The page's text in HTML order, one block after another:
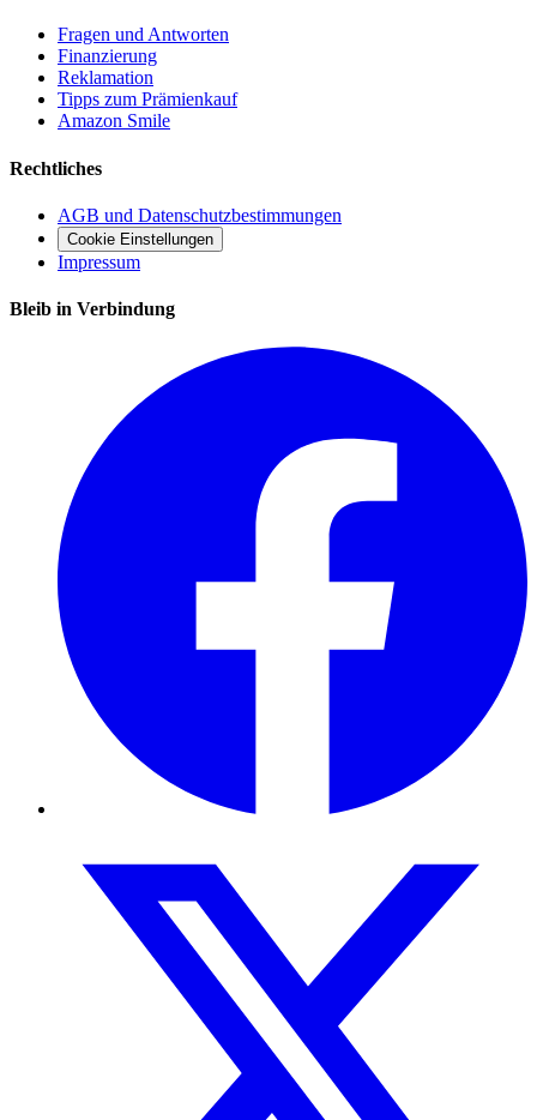
Fragen und Antworten
Finanzierung
Reklamation
Tipps zum Prämienkauf
Amazon Smile
Rechtliches
AGB und Datenschutzbestimmungen
Cookie Einstellungen
Impressum
Bleib in Verbindung